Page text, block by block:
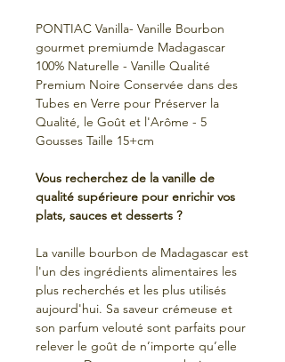
PONTIAC Vanilla- Vanille Bourbon
gourmet premiumde Madagascar
100% Naturelle - Vanille Qualité
Premium Noire Conservée dans des
Tubes en Verre pour Préserver la
Qualité, le Goût et l'Arôme - 5
Gousses Taille 15+cm
Vous recherchez de la vanille de
qualité supérieure pour enrichir vos
plats, sauces et desserts ?
La vanille bourbon de Madagascar est
l'un des ingrédients alimentaires les
plus recherchés et les plus utilisés
aujourd'hui. Sa saveur crémeuse et
son parfum velouté sont parfaits pour
relever le goût de n’importe qu’elle